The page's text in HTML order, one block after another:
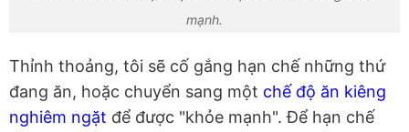
mạnh.
Thỉnh thoảng, tôi sẽ cố gắng hạn chế những thứ
đang ăn, hoặc chuyển sang một chế độ ăn kiêng
nghiêm ngặt để được "khỏe mạnh". Để hạn chế